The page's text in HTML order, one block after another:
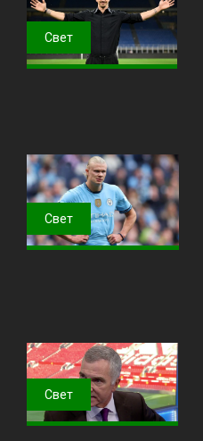
Свет
Свет
Свет